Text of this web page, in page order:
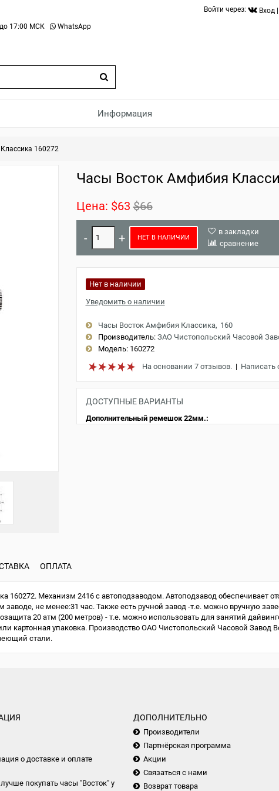
17:00 МСК
WhatsApp
Войти через: Вход
Информация
160272
Часы Восток Амфибия
Цена: $63 $66
НЕТ В НАЛИЧИИ
в закладки
сравнение
Нет в наличии
Уведомить о наличии
Часы Восток Амфибия Классика
160
Производитель: ЗАО Чистопольский Часовой
Модель:160272
На основании 7 отзывов.| Написать
ДОСТУПНЫЕ ВАРИАНТЫ
Дополнительный ремешок 22мм.:
ОПЛАТА
Механизм 2416 с автоподзаводом. Автоподзавод обеспечивает
не менее:31 час. Также есть ручной завод -т.е. можно вручную
20 атм (200 метров) - т.е. можно использовать для занятий
картонная упаковка. Производство ОАО Чистопольский Часовой Завод
стали.
о доставке и оплате
покупать часы "Восток" у
ДОПОЛНИТЕЛЬНО
Производители
Партнёрская программа
Акции
Связаться с нами
Возврат товара